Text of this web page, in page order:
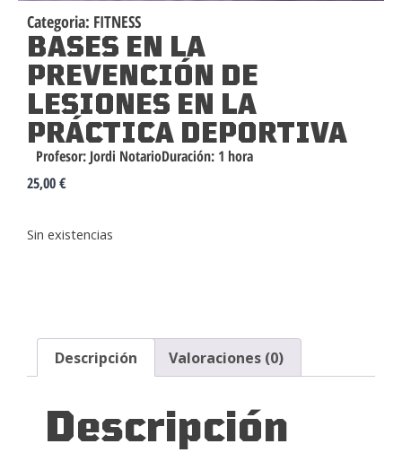
Categoria: FITNESS
BASES EN LA
PREVENCIÓN DE
LESIONES EN LA
PRÁCTICA DEPORTIVA
Profesor: Jordi NotarioDuración: 1 hora
25,00€
Sin existencias
Descripción Valoraciones (0)
Descripción